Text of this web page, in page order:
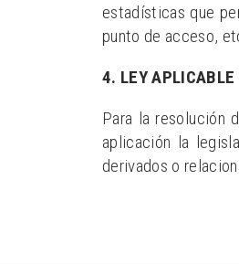
estadísticas que
punto de acceso,
4. LEY APLICABLE
Para la resolución
aplicación la
derivados o